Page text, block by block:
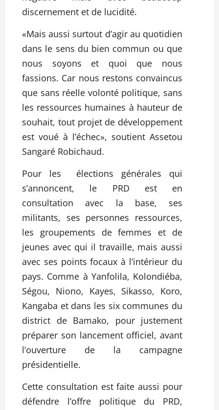
discernement et de lucidité.
«Mais aussi surtout d’agir au quotidien
dans le sens du bien commun ou que
nous soyons et quoi que nous
fassions. Car nous restons convaincus
que sans réelle volonté politique, sans
les ressources humaines à hauteur de
souhait, tout projet de développement
est voué à l’échec», soutient Assetou
Sangaré Robichaud.
Pour les élections générales qui
s’annoncent, le PRD est en
consultation avec la base, ses
militants, ses personnes ressources,
les groupements de femmes et de
jeunes avec qui il travaille, mais aussi
avec ses points focaux à l’intérieur du
pays. Comme à Yanfolila, Kolondiéba,
Ségou, Niono, Kayes, Sikasso, Koro,
Kangaba et dans les six communes du
district de Bamako, pour justement
préparer son lancement officiel, avant
l’ouverture de la campagne
présidentielle.
Cette consultation est faite aussi pour
défendre l’offre politique du PRD,